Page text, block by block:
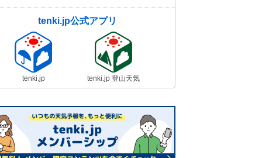
tenki.jp公式アプリ
tenki.jp tenki.jp 登山天気